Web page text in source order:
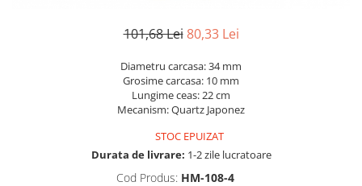
101,68 Lei 80,33 Lei
Diametru carcasa: 34 mm
Grosime carcasa: 10 mm
Lungime ceas: 22 cm
Mecanism: Quartz Japonez
STOC EPUIZAT
Durata de livrare: 1-2 zile lucratoare
Cod Produs: HM-108-4